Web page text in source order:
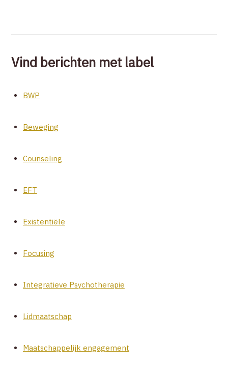
Vind berichten met label
BWP
Beweging
Counseling
EFT
Existentiële
Focusing
Integratieve Psychotherapie
Lidmaatschap
Maatschappelijk engagement